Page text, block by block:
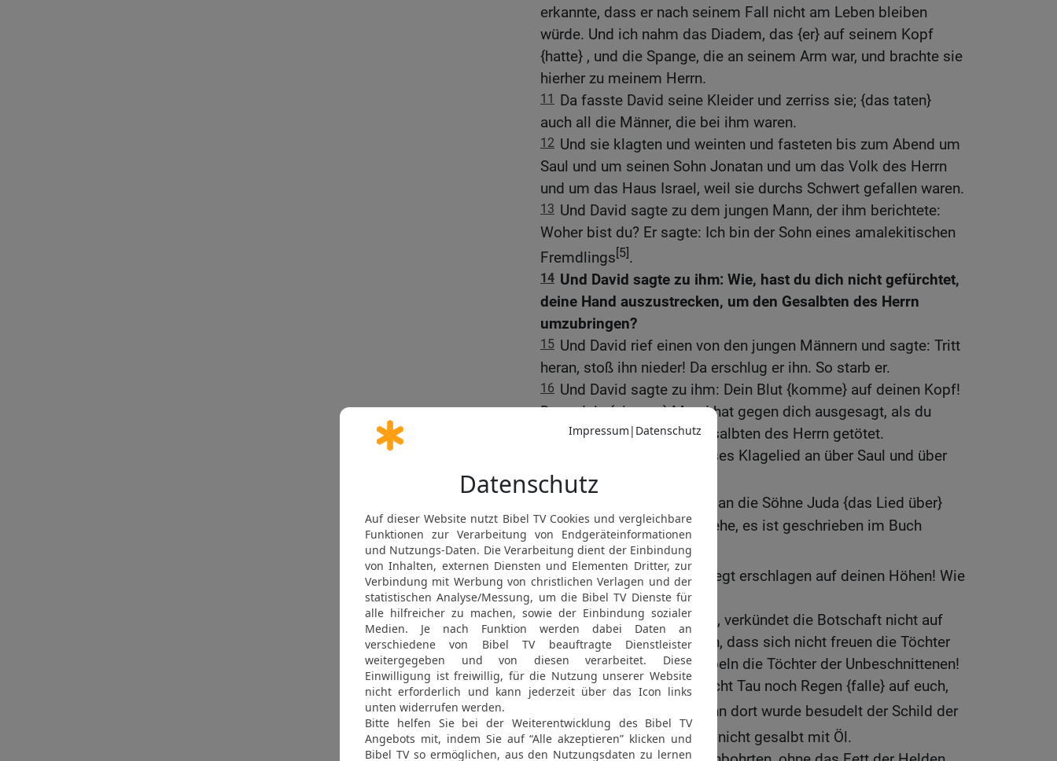
erkannte, dass er nach seinem Fall nicht am Leben bleiben
würde. Und ich nahm das Diadem, das {er} auf seinem Kopf
{hatte} , und die Spange, die an seinem Arm war, und brachte sie
hierher zu meinem Herrn.
11 Da fasste David seine Kleider und zerriss sie; {das taten}
auch all die Männer, die bei ihm waren.
12 Und sie klagten und weinten und fasteten bis zum Abend um
Saul und um seinen Sohn Jonatan und um das Volk des Herrn
und um das Haus Israel, weil sie durchs Schwert gefallen waren.
13 Und David sagte zu dem jungen Mann, der ihm berichtete:
Woher bist du? Er sagte: Ich bin der Sohn eines amalekitischen
Fremdlings[5].
14 Und David sagte zu ihm: Wie, hast du dich nicht gefürchtet,
deine Hand auszustrecken, um den Gesalbten des Herrn
umzubringen?
15 Und David rief einen von den jungen Männern und sagte: Tritt
heran, stoß ihn nieder! Da erschlug er ihn. So starb er.
16 Und David sagte zu ihm: Dein Blut {komme} auf deinen Kopf!
Denn dein {eigener} Mund hat gegen dich ausgesagt, als du
sprachst: Ich habe den Gesalbten des Herrn getötet.
Und David stimmte dieses Klagelied an über Saul und über
Jonatan, seinen Sohn.
, dass man die Söhne Juda {das Lied über}
den Bogen lehren solle. Siehe, es ist geschrieben im Buch
Jaschar[7] :
19 Deine[8]Zierde, Israel, liegt erschlagen auf deinen Höhen! Wie
sind die Helden gefallen!
20 Berichtet es nicht in Gat, verkündet die Botschaft nicht auf
den Straßen von Aschkelon, dass sich nicht freuen die Töchter
der Philister, dass nicht jubeln die Töchter der Unbeschnittenen!
21 Ihr Berge von Gilboa, nicht Tau noch Regen {falle} auf euch,
! Denn dort wurde besudelt der Schild der
Helden,[2]der Schild Sauls nicht gesalbt mit Öl.
22